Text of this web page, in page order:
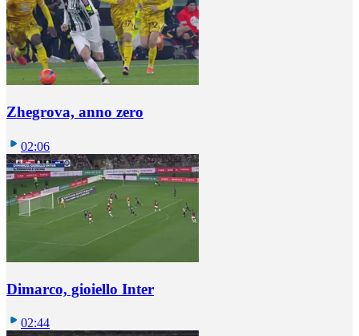
Zhegrova, anno zero
02:06
Dimarco, gioiello Inter
02:44